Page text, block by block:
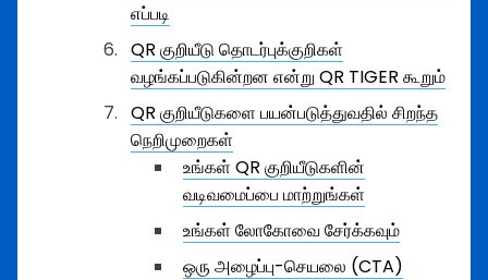
எப்படி
QR குறியீடு தொடர்புக்குறிகள்
வழங்கப்படுகின்றன என்று QR TIGER கூறும்
QR குறியீடுகளை பயன்படுத்துவதில் சிறந்த
நெறிமுறைகள்
உங்கள் QR குறியீடுகளின்
வடிவமைப்பை மாற்றுங்கள்
உங்கள் லோகோவை சேர்க்கவும்
ஒரு அழைப்பு-செயலை (CTA)